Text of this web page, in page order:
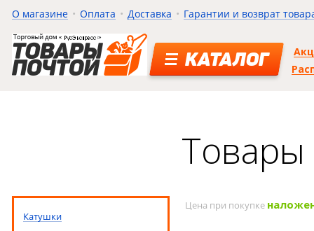
О магазине Оплата Доставка Гарантии и возврат
КАТАЛОГ
Товары
Катушки
Цена при покупке